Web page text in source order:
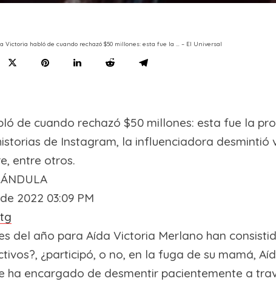
Victoria habló de cuando rechazó $50 millones: esta fue la … – El Universal
de cuando rechazó $50 millones: esta fue la
de Instagram, la influenciadora
entre otros.
2022 03:09 PM
del año para Aída Victoria Merlano han
¿participó, o no, en la fuga de su mamá,
ha encargado de desmentir pacientemente a